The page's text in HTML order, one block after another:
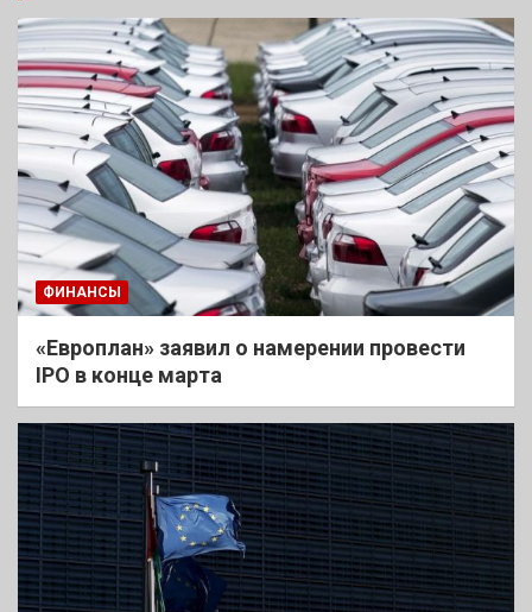
ФИНАНСЫ
«Европлан» заявил о намерении провести
IPO в конце марта